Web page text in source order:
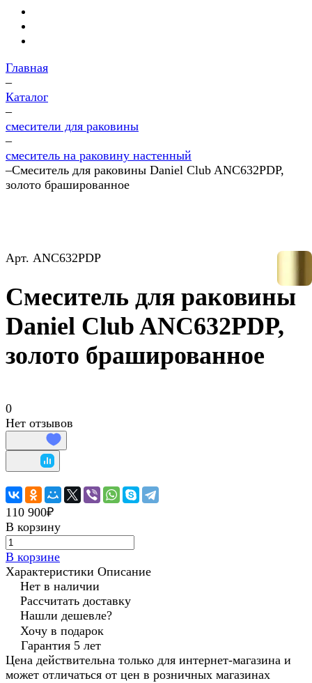
Главная
–
Каталог
–
смесители для раковины
–
смеситель на раковину настенный
–Смеситель для раковины Daniel Club ANC632PDP,
золото брашированное
Арт. ANC632PDP
Смеситель для раковины
Daniel Club ANC632PDP,
золото брашированное
0
Нет отзывов
110 900₽
В корзину
В корзине
Характеристики Описание
Нет в наличии
Рассчитать доставку
Нашли дешевле?
Хочу в подарок
Гарантия 5 лет
Цена действительна только для интернет-магазина и
может отличаться от цен в розничных магазинах